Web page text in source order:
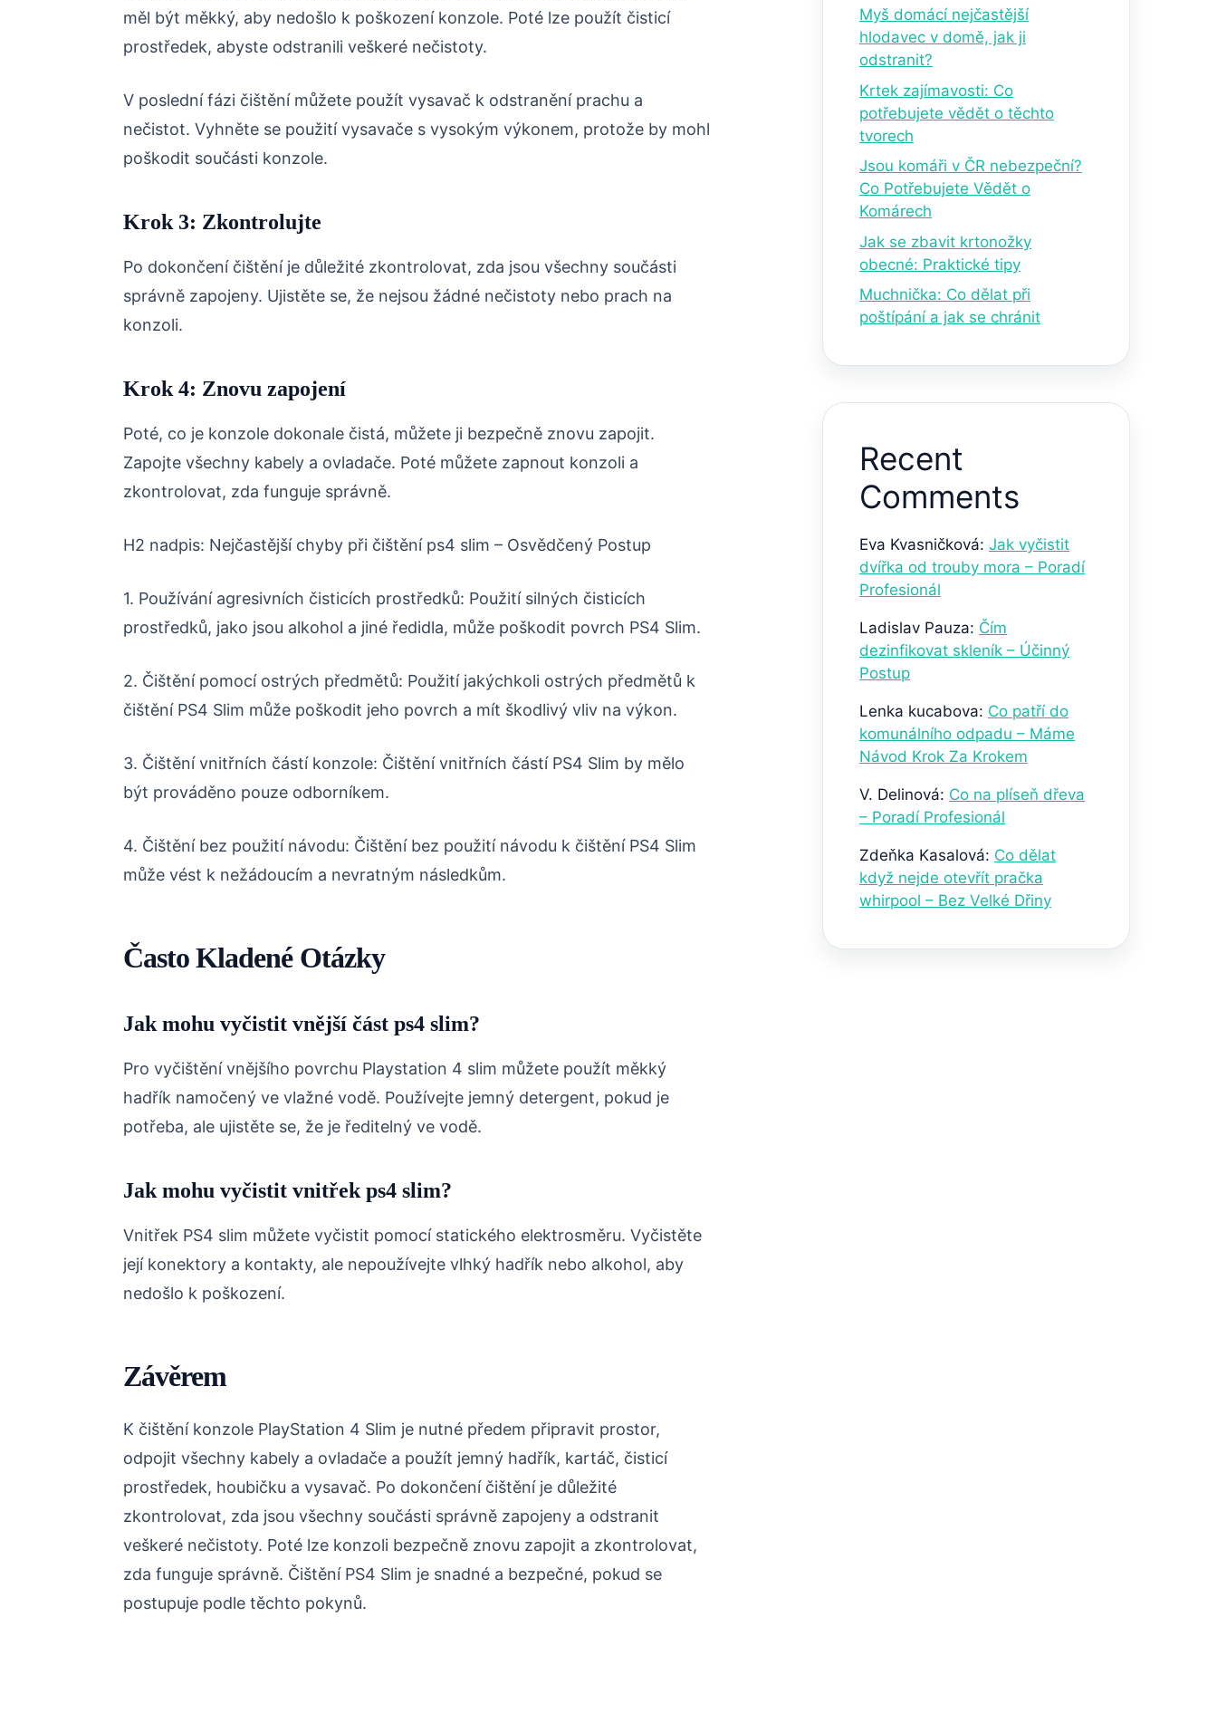
měl být měkký, aby nedošlo k poškození konzole. Poté lze použít čisticí
prostředek, abyste odstranili veškeré nečistoty.
V poslední fázi čištění můžete použít vysavač k odstranění prachu a
nečistot. Vyhněte se použití vysavače s vysokým výkonem, protože by mohl
poškodit součásti konzole.
Krok 3: Zkontrolujte
Po dokončení čištění je důležité zkontrolovat, zda jsou všechny součásti
správně zapojeny. Ujistěte se, že nejsou žádné nečistoty nebo prach na
konzoli.
Krok 4: Znovu zapojení
Poté, co je konzole dokonale čistá, můžete ji bezpečně znovu zapojit.
Zapojte všechny kabely a ovladače. Poté můžete zapnout konzoli a
zkontrolovat, zda funguje správně.
H2 nadpis: Nejčastější chyby při čištění ps4 slim – Osvědčený Postup
1. Používání agresivních čisticích prostředků: Použití silných čisticích
prostředků, jako jsou alkohol a jiné ředidla, může poškodit povrch PS4 Slim.
2. Čištění pomocí ostrých předmětů: Použití jakýchkoli ostrých předmětů k
čištění PS4 Slim může poškodit jeho povrch a mít škodlivý vliv na výkon.
3. Čištění vnitřních částí konzole: Čištění vnitřních částí PS4 Slim by mělo
být prováděno pouze odborníkem.
4. Čištění bez použití návodu: Čištění bez použití návodu k čištění PS4 Slim
může vést k nežádoucím a nevratným následkům.
Často Kladené Otázky
Jak mohu vyčistit vnější část ps4 slim?
Pro vyčištění vnějšího povrchu Playstation 4 slim můžete použít měkký
hadřík namočený ve vlažné vodě. Používejte jemný detergent, pokud je
potřeba, ale ujistěte se, že je ředitelný ve vodě.
Jak mohu vyčistit vnitřek ps4 slim?
Vnitřek PS4 slim můžete vyčistit pomocí statického elektrosměru. Vyčistěte
její konektory a kontakty, ale nepoužívejte vlhký hadřík nebo alkohol, aby
nedošlo k poškození.
Závěrem
K čištění konzole PlayStation 4 Slim je nutné předem připravit prostor,
odpojit všechny kabely a ovladače a použít jemný hadřík, kartáč, čisticí
prostředek, houbičku a vysavač. Po dokončení čištění je důležité
zkontrolovat, zda jsou všechny součásti správně zapojeny a odstranit
veškeré nečistoty. Poté lze konzoli bezpečně znovu zapojit a zkontrolovat,
zda funguje správně. Čištění PS4 Slim je snadné a bezpečné, pokud se
postupuje podle těchto pokynů.
Myš domácí nejčastější
hlodavec v domě, jak ji
odstranit?
Krtek zajímavosti: Co
potřebujete vědět o těchto
tvorech
Jsou komáři v ČR nebezpeční?
Co Potřebujete Vědět o
Komárech
Jak se zbavit krtonožky
obecné: Praktické tipy
Muchnička: Co dělat při
poštípání a jak se chránit
Recent
Comments
Eva Kvasničková: Jak vyčistit
dvířka od trouby mora – Poradí
Profesionál
Ladislav Pauza: Čím
dezinfikovat skleník – Účinný
Postup
Lenka kucabova: Co patří do
komunálního odpadu – Máme
Návod Krok Za Krokem
V. Delinová: Co na plíseň dřeva
– Poradí Profesionál
Zdeňka Kasalová: Co dělat
když nejde otevřít pračka
whirpool – Bez Velké Dřiny